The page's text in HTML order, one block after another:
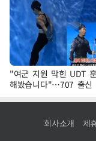
"여군 지원 막힌 UDT
해봤습니다"…707 출신
'완벽 소화'
회사소개 제